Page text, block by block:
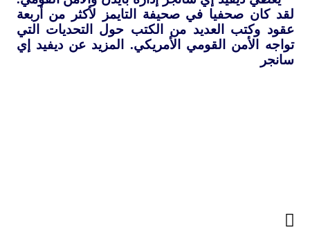
لقد كان صحفيا في صحيفة التايمز لأكثر من أربعة
عقود وكتب العديد من الكتب حول التحديات التي
تواجه الأمن القومي الأمريكي. المزيد عن ديفيد إي
سانجر